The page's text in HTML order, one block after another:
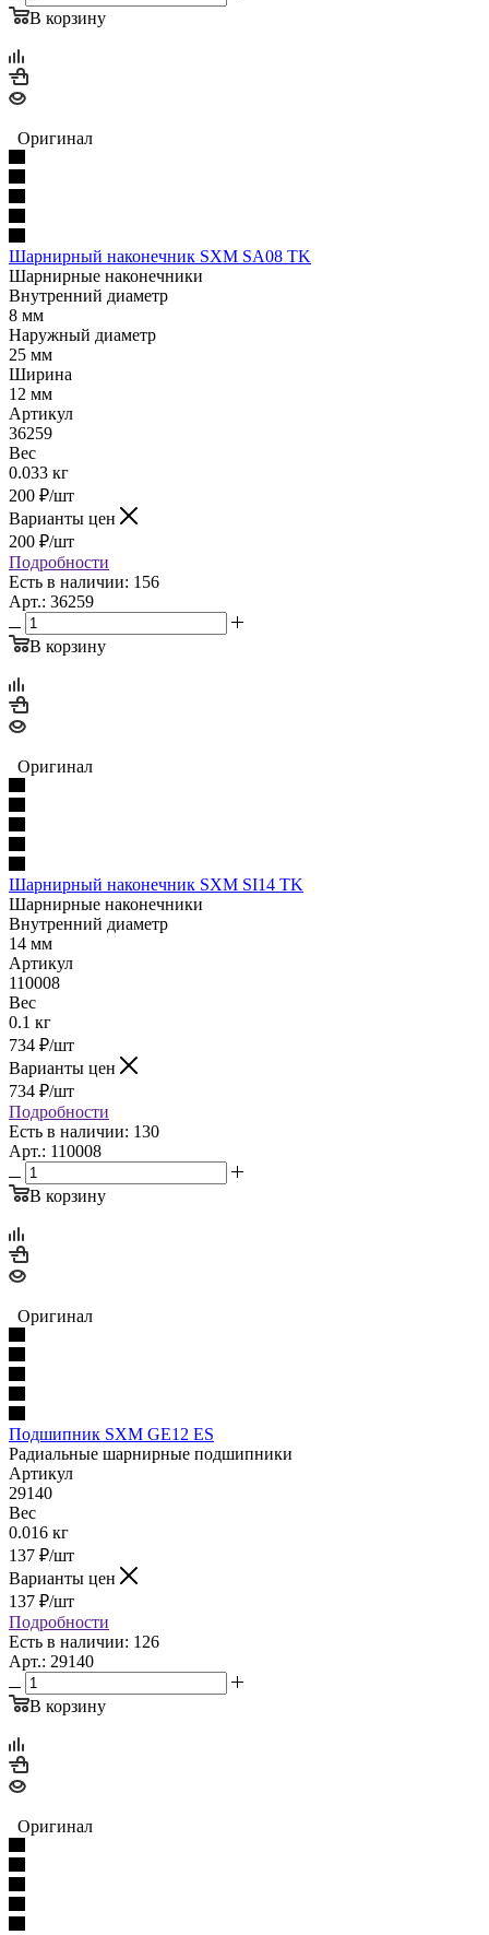
В корзину
Оригинал
Шарнирный наконечник SXM SA08 TK
Шарнирные наконечники
Внутренний диаметр
8 мм
Наружный диаметр
25 мм
Ширина
12 мм
Артикул
36259
Вес
0.033 кг
200 ₽/шт
Варианты цен
200 ₽/шт
Подробности
Есть в наличии: 156
Арт.: 36259
В корзину
Оригинал
Шарнирный наконечник SXM SI14 TK
Шарнирные наконечники
Внутренний диаметр
14 мм
Артикул
110008
Вес
0.1 кг
734 ₽/шт
Варианты цен
734 ₽/шт
Подробности
Есть в наличии: 130
Арт.: 110008
В корзину
Оригинал
Подшипник SXM GE12 ES
Радиальные шарнирные подшипники
Артикул
29140
Вес
0.016 кг
137 ₽/шт
Варианты цен
137 ₽/шт
Подробности
Есть в наличии: 126
Арт.: 29140
В корзину
Оригинал